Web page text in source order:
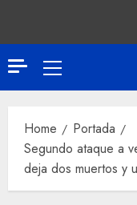
Home
Portada
Segundo ataque a
deja dos muertos y